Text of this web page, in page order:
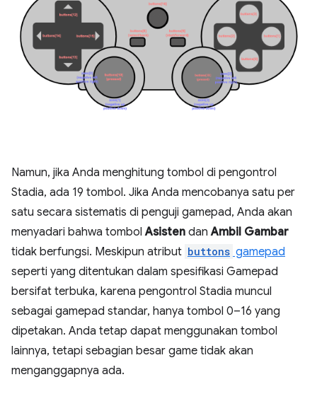
Namun, jika Anda menghitung tombol di pengontrol
Stadia, ada 19 tombol. Jika Anda mencobanya satu per
satu secara sistematis di penguji gamepad, Anda akan
menyadari bahwa tombolAsisten danAmbil Gambar
tidak berfungsi. Meskipun atribut buttons gamepad
seperti yang ditentukan dalam spesifikasi Gamepad
bersifat terbuka, karena pengontrol Stadia muncul
sebagai gamepad standar, hanya tombol 0–16 yang
dipetakan. Anda tetap dapat menggunakan tombol
lainnya, tetapi sebagian besar game tidak akan
menganggapnya ada.